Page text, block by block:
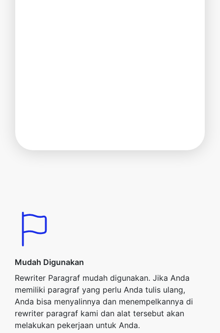
Mudah Digunakan
Rewriter Paragraf mudah digunakan. Jika Anda
memiliki paragraf yang perlu Anda tulis ulang,
Anda bisa menyalinnya dan menempelkannya di
rewriter paragraf kami dan alat tersebut akan
melakukan pekerjaan untuk Anda.